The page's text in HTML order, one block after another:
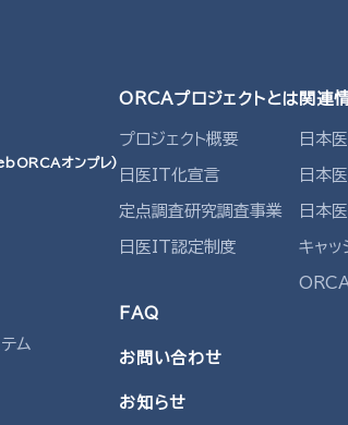
オンプレ)
ム
ORCAプロジェクトとは
プロジェクト概要
日医IT化宣言
定点調査研究調査事業
日医IT認定制度
FAQ
お問い合わせ
お知らせ
関連
日本
日本
日本
キャッ
ORCA